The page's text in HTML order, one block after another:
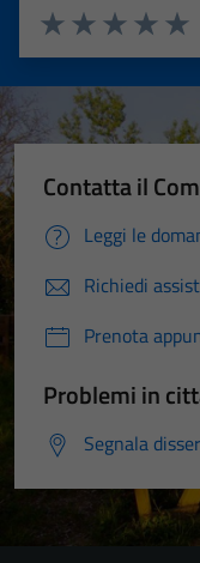
Valuta
Valuta 3
Valuta 2 stelle
Valuta 1 stelle su 5
Contatta il
Leggi le
Richiedi
Prenota
Problemi in
Segnala